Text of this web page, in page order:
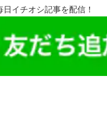
日イチオシ記事を配信！